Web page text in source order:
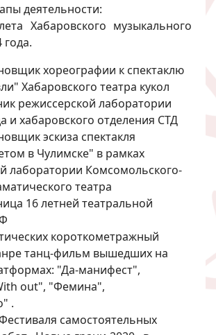
деятельности:
Хабаровского музыкального
года.
хореографии к спектаклю
Хабаровского театра кукол
режиссерской лаборатории
и хабаровского отделения СТД
эскиза спектакля
в Чулимске" в рамках
лаборатории Комсомольского-
театра
16 летней театральной
короткометражный
танц-фильм вышедших на
"Да-манифест",
out", "Фемина",
.
самостоятельных